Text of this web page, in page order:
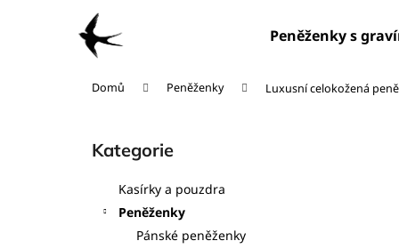
Peněženky s
Domů Peněženky Luxusní celokožená
Přeskočit
kategorie
Kategorie
Kasírky a pouzdra
Peněženky
Pánské peněženky
Zpět
Zpět